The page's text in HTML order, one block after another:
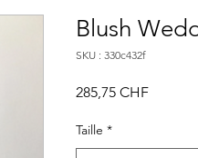
Blush
SKU : 330c432f
285,75 CHFPrix
Taille *